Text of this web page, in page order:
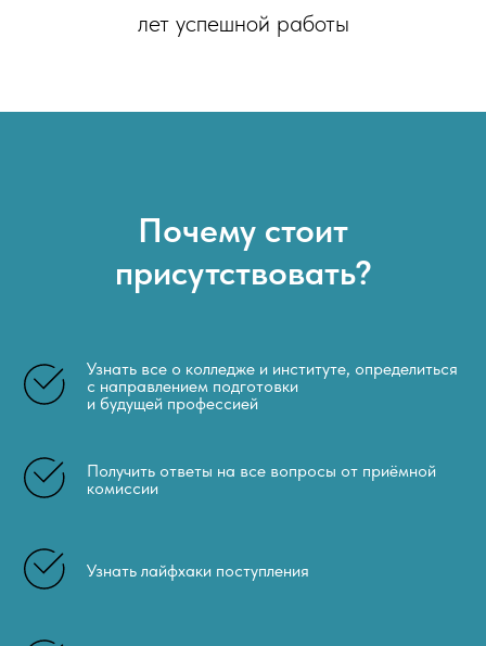
лет успешной работы
Почему стоит
присутствовать?
Узнать все о колледже и институте, определиться
с направлением подготовки
и будущей профессией
Получить ответы на все вопросы от приёмной
комиссии
Узнать лайфхаки поступления